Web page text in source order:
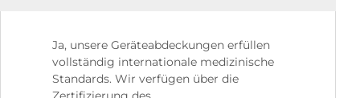
Ja, unsere Geräteabdeckungen erfüllen
vollständig internationale medizinische
Standards. Wir verfügen über die